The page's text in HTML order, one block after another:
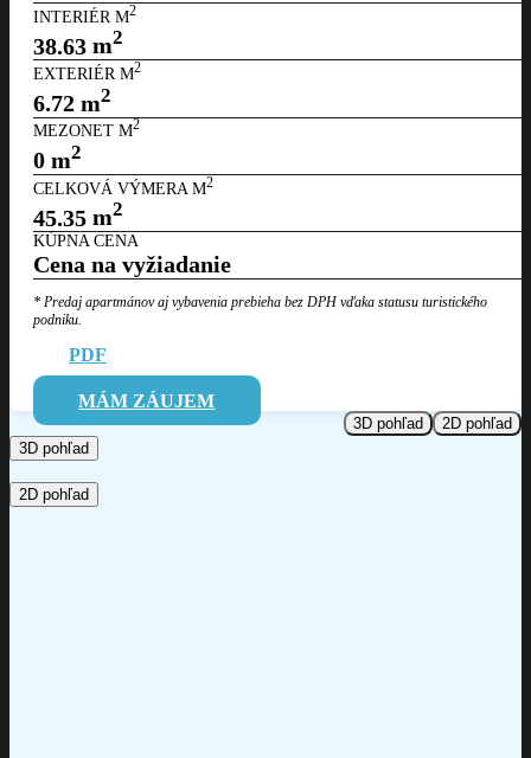
INTERIÉR M2
38.63 m2
EXTERIÉR M2
6.72 m2
MEZONET M2
0 m2
CELKOVÁ VÝMERA M2
45.35 m2
KÚPNA CENA
Cena na vyžiadanie
* Predaj apartmánov aj vybavenia prebieha bez DPH vďaka statusu turistického
podniku.
PDF
MÁM ZÁUJEM
3D pohľad
2D pohľad
3D pohľad
2D pohľad